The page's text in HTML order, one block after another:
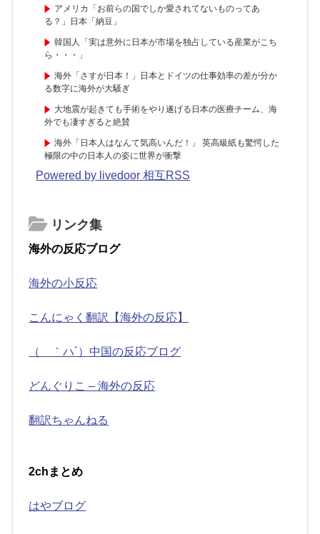
アメリカ「お前らの国でしか愛されてないものってあ
る？」日本「納豆」
韓国人「実は意外に日本が市場を独占している産業がこち
ら・・・」
海外「さすが日本！」日本とドイツの仕事効率の差が分か
る数字に海外が大騒ぎ
大地震が起きても手術をやり遂げる日本の医療チーム、海
外でも凄すぎると絶賛
海外「日本人はなんて気高いんだ！」 英高級紙も驚愕した
極限の中の日本人の姿に世界が衝撃
Powered by livedoor 相互RSS
リンク集
海外の反応ブログ
海外の小反応
こんにゃく翻訳【海外の反応】
（ ｀ハ´）中国の反応ブログ
どんぐりこ – 海外の反応
翻訳ちゃんねる
2chまとめ
はやブログ